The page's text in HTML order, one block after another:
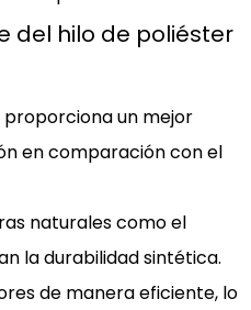
del hilo de poliéster
un mejor
en comparación con el
naturales como el
la durabilidad sintética.
de manera eficiente, lo